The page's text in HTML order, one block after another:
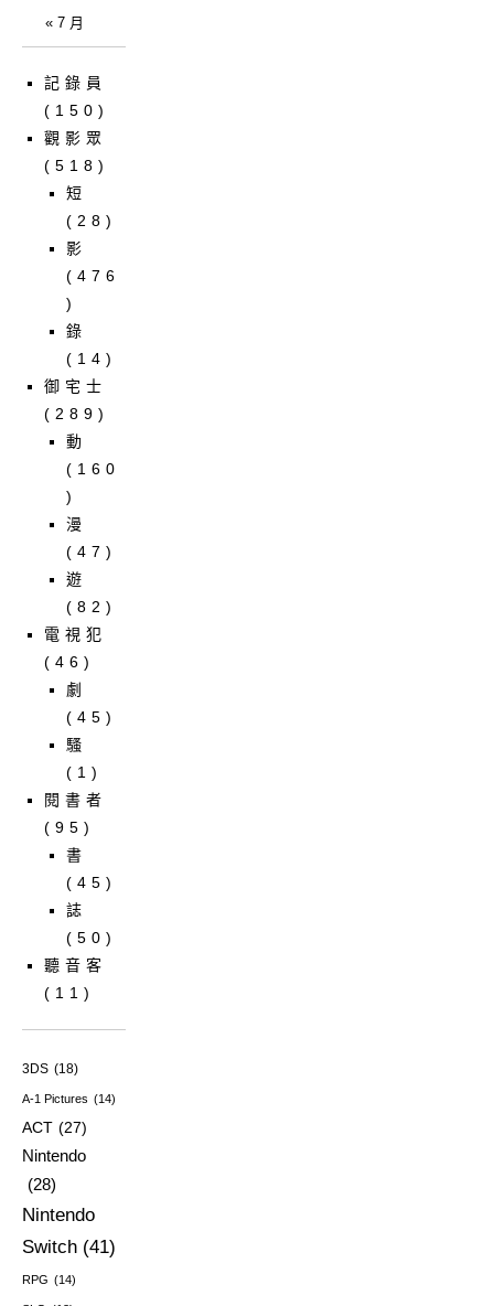
« 7 月
記錄員
(150)
觀影眾
(518)
短
(28)
影
(476
)
錄
(14)
御宅士
(289)
動
(160
)
漫
(47)
遊
(82)
電視犯
(46)
劇
(45)
騷
(1)
閱書者
(95)
書
(45)
誌
(50)
聽音客
(11)
3DS (18)
A-1 Pictures (14)
ACT (27)
Nintendo
(28)
Nintendo
Switch (41)
RPG (14)